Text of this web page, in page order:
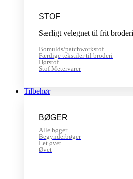
STOF
Særligt velegnet til frit broderi
Bomulds/patchworkstof
Færdige tekstiler til broderi
Hørstof
Stof Metervarer
Tilbehør
BØGER
Alle bøger
Begynderbøger
Let øvet
Øvet